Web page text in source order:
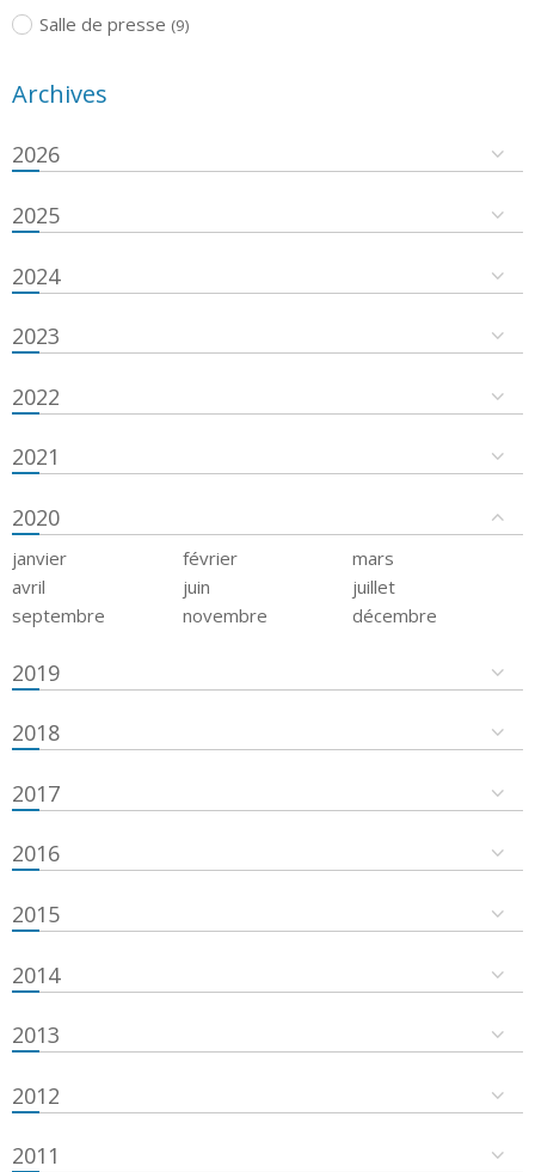
Salle de presse (9)
Archives
2026
2025
2024
2023
2022
2021
2020
janvier février
mars
avril
juin
juillet
septembre
novembre décembre
2019
2018
2017
2016
2015
2014
2013
2012
2011